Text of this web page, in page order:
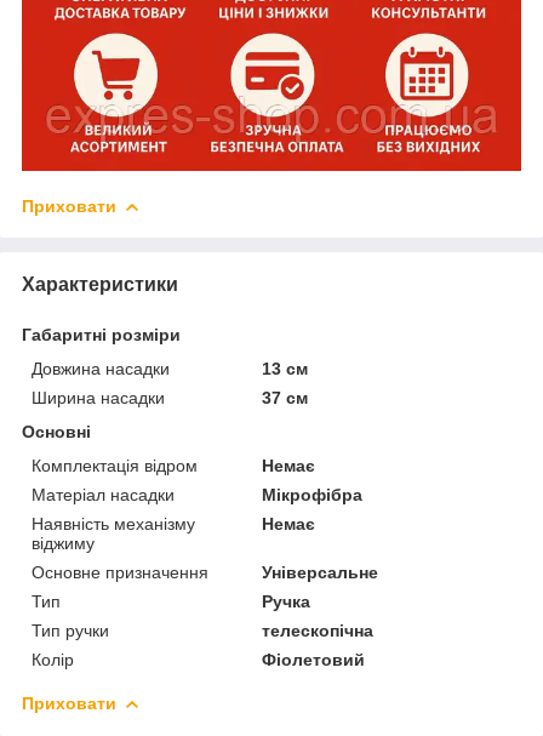
Приховати
Характеристики
Габаритні розміри
Довжина насадки
13 см
Ширина насадки
37 см
Основні
Комплектація відром
Немає
Матеріал насадки
Мікрофібра
Наявність механізму
віджиму
Немає
Основне призначення
Універсальне
Тип
Ручка
Тип ручки
телескопічна
Колір
Фіолетовий
Приховати